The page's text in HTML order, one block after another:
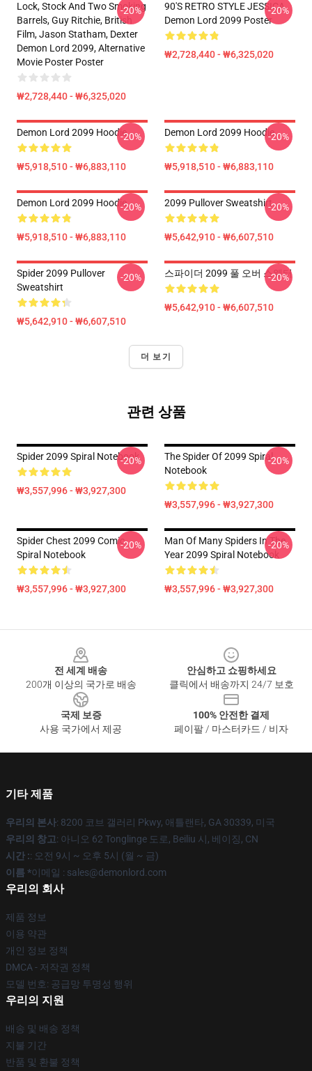
Lock, Stock And Two Smoking
Barrels, Guy Ritchie, British
Film, Jason Statham, Dexter
Demon Lord 2099, Alternative
Movie Poster Poster
₩2,728,440 - ₩6,325,020
-20%
90'S RETRO STYLE JESSICA
Demon Lord 2099 Poster
₩2,728,440 - ₩6,325,020
-20%
Demon Lord 2099 Hoodie
₩5,918,510 - ₩6,883,110
-20% Demon Lord 2099 Hoodie
₩5,918,510 - ₩6,883,110
-20%
Demon Lord 2099 Hoodie
₩5,918,510 - ₩6,883,110
-20% 2099 Pullover Sweatshirt
₩5,642,910 - ₩6,607,510
-20%
Spider 2099 Pullover
Sweatshirt
₩5,642,910 - ₩6,607,510
-20% 스파이더 2099 풀 오버 스웨터
₩5,642,910 - ₩6,607,510
-20%
더 보기
관련 상품
Spider 2099 Spiral Notebook
₩3,557,996 - ₩3,927,300
-20%
The Spider Of 2099 Spiral
Notebook
₩3,557,996 - ₩3,927,300
-20%
Spider Chest 2099 Comic
Spiral Notebook
₩3,557,996 - ₩3,927,300
-20%
Man Of Many Spiders In The
Year 2099 Spiral Notebook
₩3,557,996 - ₩3,927,300
-20%
전 세계 배송
200개 이상의 국가로 배송
안심하고 쇼핑하세요
클릭에서 배송까지 24/7 보호
국제 보증
사용 국가에서 제공
100% 안전한 결제
페이팔 / 마스터카드 / 비자
기타 제품
우리의 본사: 8200 코브 갤러리 Pkwy, 애틀랜타, GA 30339, 미국
우리의 창고: 아니오 62 Tonglinge 도로, Beiliu 시, 베이징, CN
시간 :: 오전 9시 ~ 오후 5시 (월 ~ 금)
이름 *이메일 : sales@demonlord.com
우리의 회사
제품 정보
이용 약관
개인 정보 정책
DMCA - 저작권 정책
모델 번호: 공급망 투명성 행위
우리의 지원
배송 및 배송 정책
지불 기간
반품 및 환불 정책